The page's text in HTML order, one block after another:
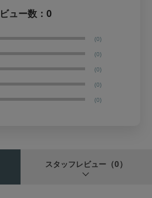
ュー数： 0
(0)
(0)
(0)
(0)
(0)
スタッフレビュー （0）